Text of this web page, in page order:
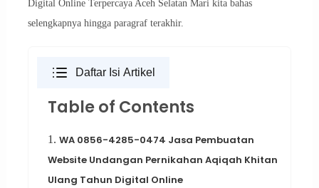
Digital Online Terpercaya Aceh Selatan Mari kita bahas
selengkapnya hingga paragraf terakhir.
Daftar Isi Artikel
Table of Contents
1. WA 0856-4285-0474 Jasa Pembuatan
Website Undangan Pernikahan Aqiqah Khitan
Ulang Tahun Digital Online